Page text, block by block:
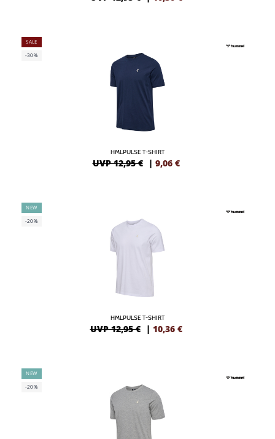
SALE
-30%
HMLPULSE T-SHIRT
UVP 12,95 € | 9,06 €
NEW
-20%
HMLPULSE T-SHIRT
UVP 12,95 € | 10,36 €
NEW
-20%